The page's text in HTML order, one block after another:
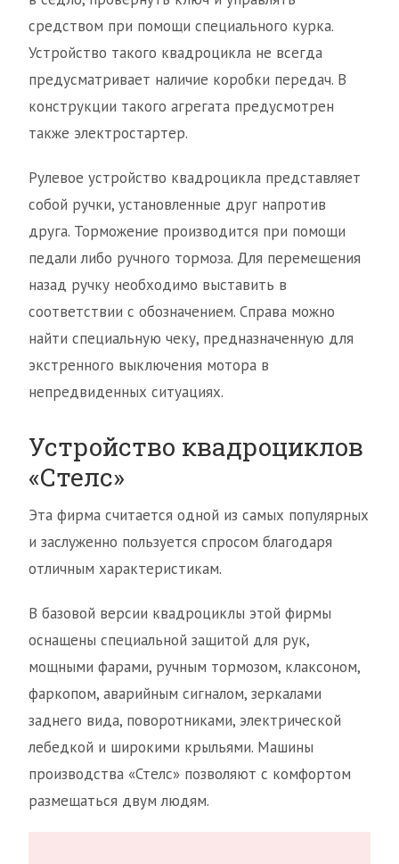
средством при помощи специального курка.
Устройство такого квадроцикла не всегда
предусматривает наличие коробки передач. В
конструкции такого агрегата предусмотрен
также электростартер.
Рулевое устройство квадроцикла представляет
собой ручки, установленные друг напротив
друга. Торможение производится при помощи
педали либо ручного тормоза. Для перемещения
назад ручку необходимо выставить в
соответствии с обозначением. Справа можно
найти специальную чеку, предназначенную для
экстренного выключения мотора в
непредвиденных ситуациях.
Устройство квадроциклов
«Стелс»
Эта фирма считается одной из самых популярных
и заслуженно пользуется спросом благодаря
отличным характеристикам.
В базовой версии квадроциклы этой фирмы
оснащены специальной защитой для рук,
мощными фарами, ручным тормозом, клаксоном,
фаркопом, аварийным сигналом, зеркалами
заднего вида, поворотниками, электрической
лебедкой и широкими крыльями. Машины
производства «Стелс» позволяют с комфортом
размещаться двум людям.